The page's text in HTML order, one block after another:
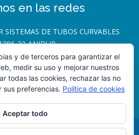
en las redes
SISTEMAS DE TUBOS CURVABLES
22-ANIDUR
y de terceros para garantizar el
medir su uso y mejorar nuestros
todas las cookies, rechazar las no
sus preferencias. Política de cookies
Aceptar todo